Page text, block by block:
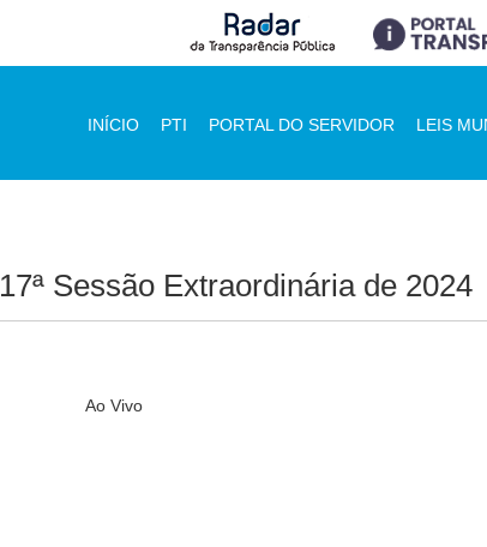
INÍCIO PTI PORTAL DO SERVIDOR LEIS
17ª Sessão Extraordinária de 2024
Ao Vivo